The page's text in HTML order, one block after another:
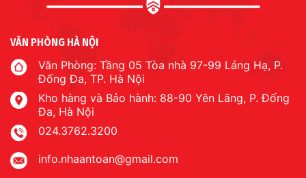
VĂN PHÒNG HÀ NỘI
Văn Phòng: Tầng 05 Tòa nhà 97-99 Láng Hạ, P.
Đống Đa, TP. Hà Nội
Kho hàng và Bảo hành: 88-90 Yên Lãng, P. Đống
Đa, Hà Nội
024.3762.3200
info.nhaantoan@gmail.com